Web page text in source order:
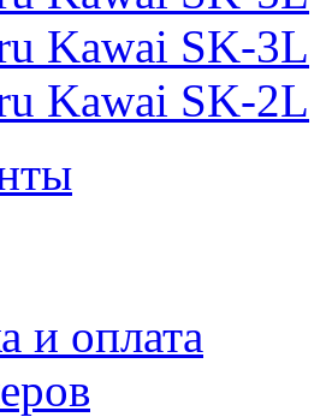
Kawai SK-3L
Kawai SK-2L
и оплата